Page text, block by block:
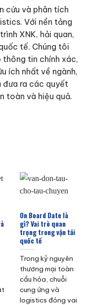
cứu và phân tích
Với nền tảng
XNK, hải quan,
tế. Chúng tôi
tin chính xác,
ích nhất về ngành,
đưa ra các quyết
toàn và hiệu quả.
On Board Date là
gì? Vai trò quan
trọng trong vận tải
quốc tế
Trong kỷ nguyên
thương mại toàn
cầu hóa, chuỗi
cung ứng và
logistics đóng vai